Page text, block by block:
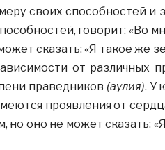
своих способностей и
говорит: «Во
сказать: «Я такое же
от различных
праведников (аулия). У
проявления от
оно не может сказать: